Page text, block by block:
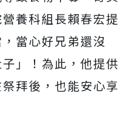
養科組長賴春宏提
當心好兄弟還沒
子」！為此，他提供
拜後，也能安心享